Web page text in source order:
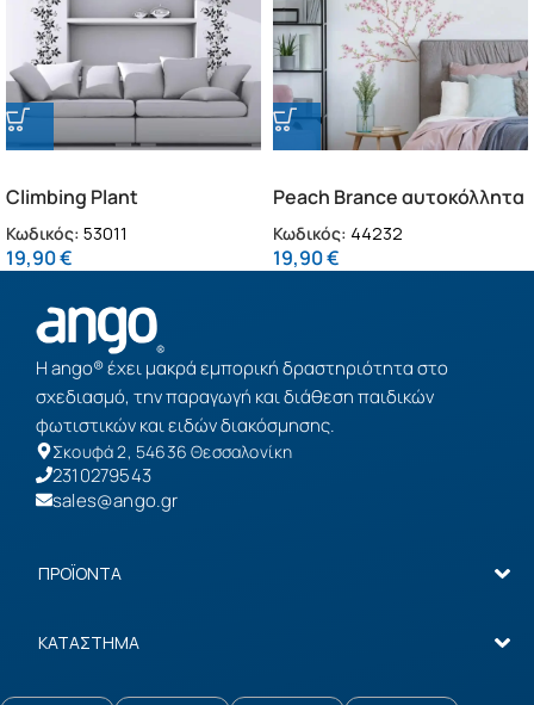
Climbing Plant
μπορντούρες
αυτοκόλλητες βινυλίου
(53011)
Κωδικός: 53011
19,90€
Peach Brance αυτοκόλλητα
τοίχου βινυλίου (44232)
Κωδικός: 44232
19,90€
Η ango® έχει μακρά εμπορική δραστηριότητα στο
σχεδιασμό, την παραγωγή και διάθεση παιδικών
φωτιστικών και ειδών διακόσμησης.
Σκουφά 2, 54636 Θεσσαλονίκη
2310279543
sales@ango.gr
ΠΡΟΪΟΝΤΑ
ΚΑΤΑΣΤΗΜΑ